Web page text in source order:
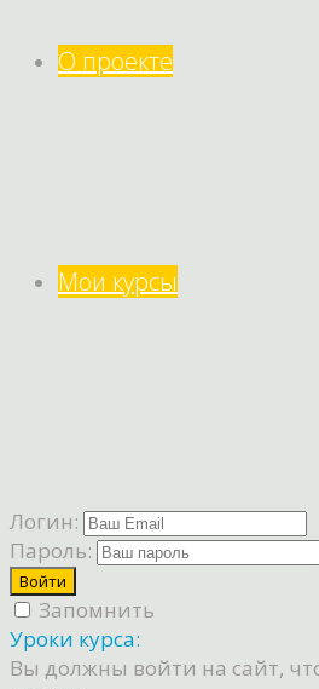
О проекте
Мои курсы
Логин:
Пароль:
Запомнить
Уроки курса:
Вы должны войти на сайт,